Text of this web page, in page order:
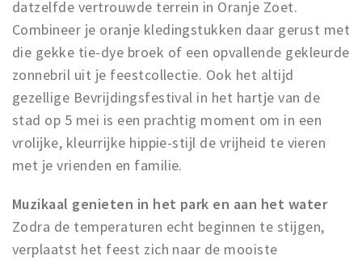
datzelfde vertrouwde terrein in Oranje Zoet.
Combineer je oranje kledingstukken daar gerust met
die gekke tie-dye broek of een opvallende gekleurde
zonnebril uit je feestcollectie. Ook het altijd
gezellige Bevrijdingsfestival in het hartje van de
stad op 5 mei is een prachtig moment om in een
vrolijke, kleurrijke hippie-stijl de vrijheid te vieren
met je vrienden en familie.
Muzikaal genieten in het park en aan het water
Zodra de temperaturen echt beginnen te stijgen,
verplaatst het feest zich naar de mooiste